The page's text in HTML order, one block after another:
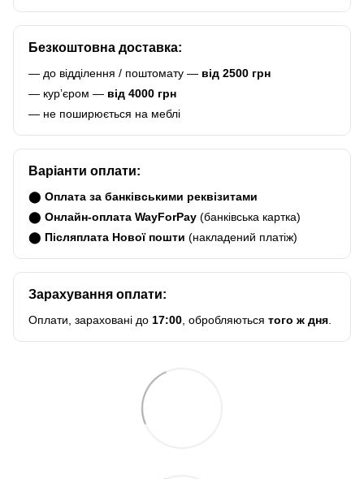
Безкоштовна доставка:
— до відділення / поштомату — від 2500 грн
— курʼєром — від 4000 грн
— не поширюється на меблі
Варіанти оплати:
⬤ Оплата за банківськими реквізитами
⬤ Онлайн-оплата WayForPay (банківська картка)
⬤ Післяплата Нової пошти (накладений платіж)
Зарахування оплати:
Оплати, зараховані до 17:00 , обробляються того ж дня